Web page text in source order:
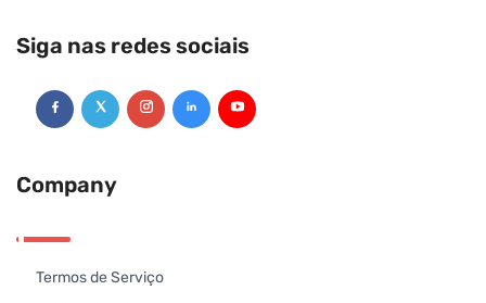
Siga nas redes sociais
Company
Termos de Serviço